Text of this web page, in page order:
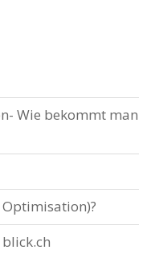
Wie bekommt man
Optimisation)?